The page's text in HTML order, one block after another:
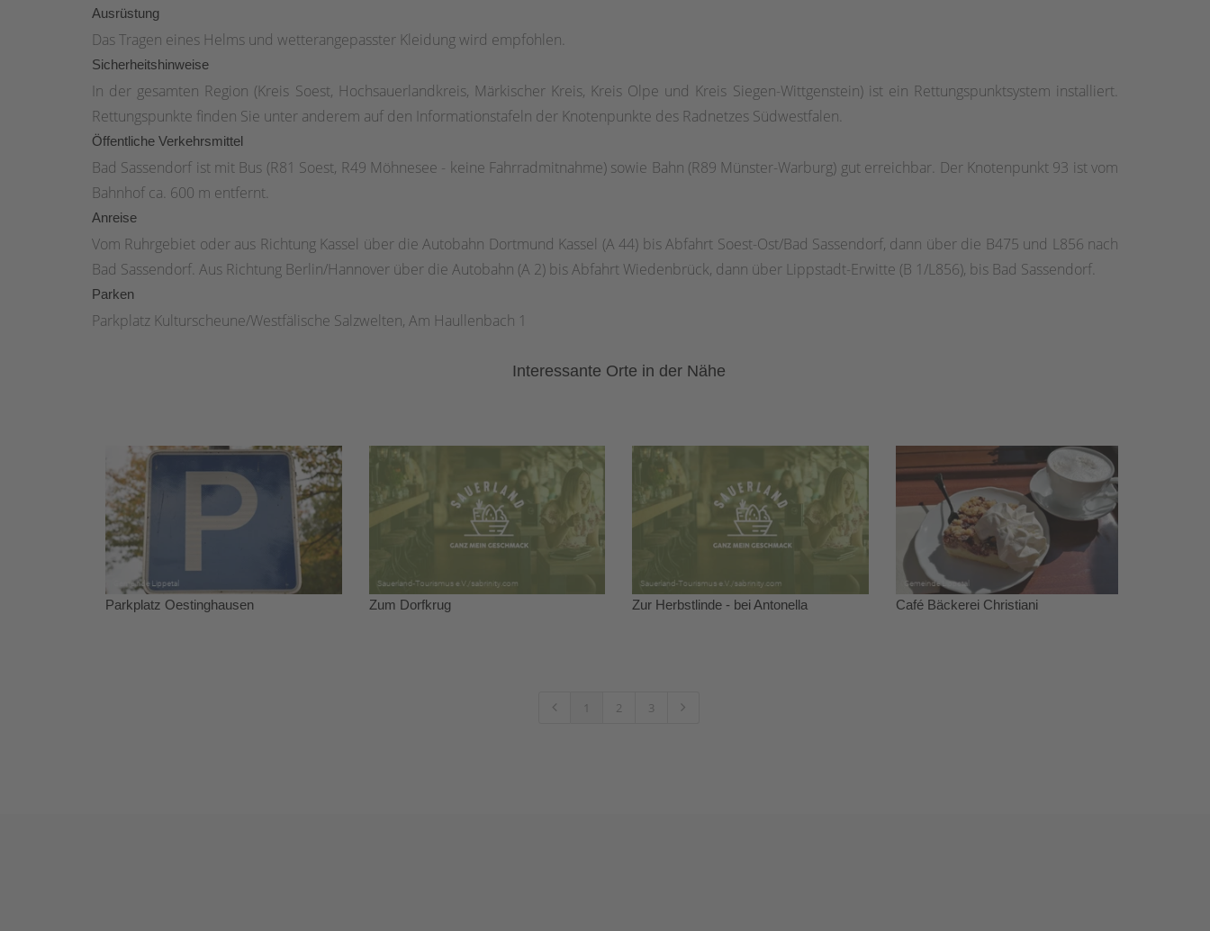
Ausrüstung
Das Tragen eines Helms und wetterangepasster Kleidung wird empfohlen.
Sicherheitshinweise
In der gesamten Region (Kreis Soest, Hochsauerlandkreis, Märkischer Kreis, Kreis Olpe und Kreis Siegen-Wittgenstein) ist ein Rettungspunktsystem installiert.
Rettungspunkte finden Sie unter anderem auf den Informationstafeln der Knotenpunkte des Radnetzes Südwestfalen.
Öffentliche Verkehrsmittel
Bad Sassendorf ist mit Bus (R81 Soest, R49 Möhnesee - keine Fahrradmitnahme) sowie Bahn (R89 Münster-Warburg) gut erreichbar. Der Knotenpunkt 93 ist vom
Bahnhof ca. 600 m entfernt.
Anreise
Vom Ruhrgebiet oder aus Richtung Kassel über die Autobahn Dortmund Kassel (A 44) bis Abfahrt Soest-Ost/Bad Sassendorf, dann über die B475 und L856 nach
Bad Sassendorf. Aus Richtung Berlin/Hannover über die Autobahn (A 2) bis Abfahrt Wiedenbrück, dann über Lippstadt-Erwitte (B 1/L856), bis Bad Sassendorf.
Parken
Parkplatz Kulturscheune/Westfälische Salzwelten, Am Haullenbach 1
Interessante Orte in der Nähe
Parkplatz Oestinghausen Zum Dorfkrug Zur Herbstlinde - bei Antonella Café Bäckerei Christiani
1 2 3